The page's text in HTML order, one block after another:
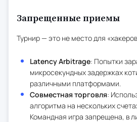
Запрещенные приемы
Турнир — это не место для
Latency Arbitrage: Попытки
микросекундных задержках
различными платформами.
Совместная торговля:
алгоритма на нескольких
Командная игра запрещена, в